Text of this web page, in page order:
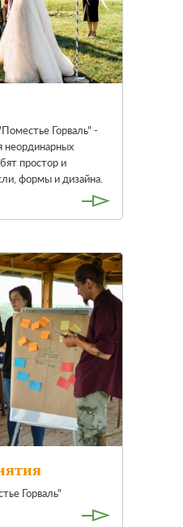
Горваль" -
неординарных
простор и
формы и дизайна.
Горваль"